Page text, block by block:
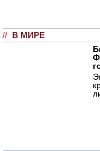
// В МИРЕ